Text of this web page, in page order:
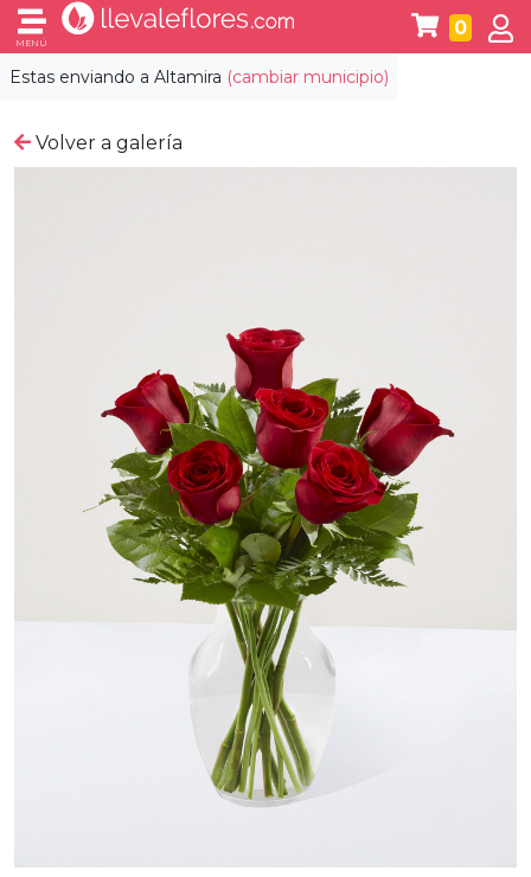
Estas enviando a Altamira (cambiar municipio)
MENÚ
0
Volver a galería